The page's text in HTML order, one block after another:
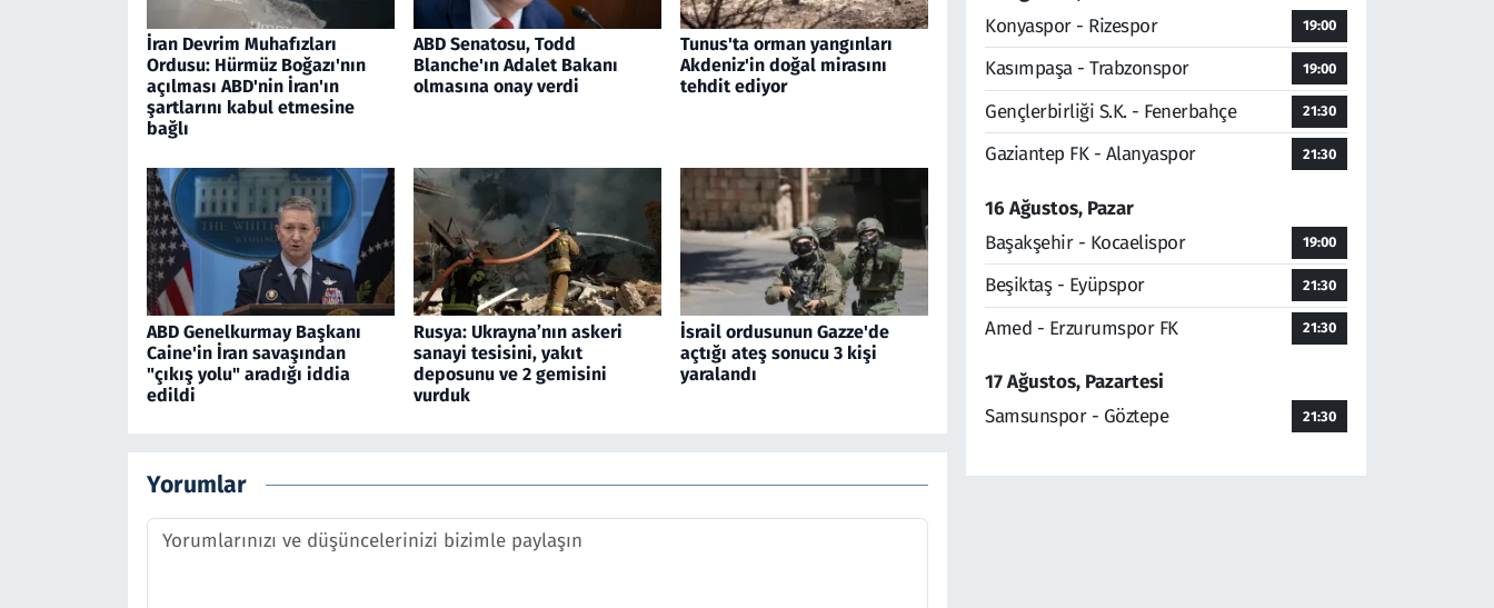
İran Devrim Muhafızları
Ordusu: Hürmüz Boğazı'nın
açılması ABD'nin İran'ın
şartlarını kabul etmesine
bağlı
ABD Senatosu, Todd
Blanche'ın Adalet Bakanı
olmasına onay verdi
Tunus'ta orman yangınları
Akdeniz'in doğal mirasını
tehdit ediyor
ABD Genelkurmay Başkanı
Caine'in İran savaşından
"çıkış yolu" aradığı iddia
edildi
Rusya: Ukrayna’nın askeri
sanayi tesisini, yakıt
deposunu ve 2 gemisini
vurduk
İsrail ordusunun Gazze'de
açtığı ateş sonucu 3 kişi
yaralandı
Yorumlar
Konyaspor - Rizespor
19:00
Kasımpaşa - Trabzonspor 19:00
Gençlerbirliği S.K. - Fenerbahçe 21:30
Gaziantep FK - Alanyaspor 21:30
16 Ağustos, Pazar
Başakşehir - Kocaelispor
19:00
Beşiktaş - Eyüpspor 21:30
Amed - Erzurumspor FK 21:30
17 Ağustos, Pazartesi
Samsunspor - Göztepe
21:30